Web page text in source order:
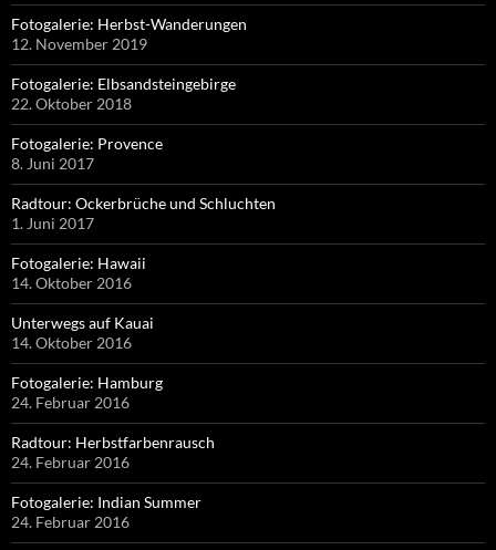
Fotogalerie: Herbst-Wanderungen
12. November 2019
Fotogalerie: Elbsandsteingebirge
22. Oktober 2018
Fotogalerie: Provence
8. Juni 2017
Radtour: Ockerbrüche und Schluchten
1. Juni 2017
Fotogalerie: Hawaii
14. Oktober 2016
Unterwegs auf Kauai
14. Oktober 2016
Fotogalerie: Hamburg
24. Februar 2016
Radtour: Herbstfarbenrausch
24. Februar 2016
Fotogalerie: Indian Summer
24. Februar 2016